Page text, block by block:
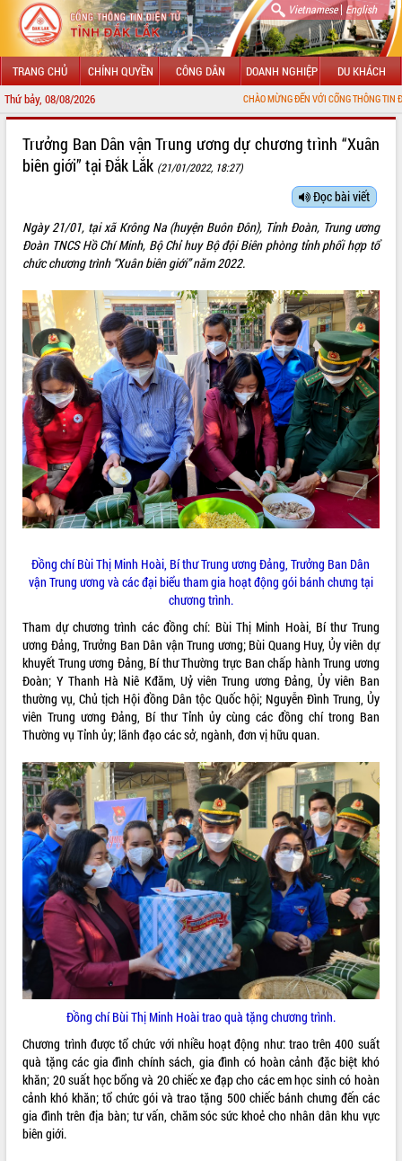
Vietnamese| English
TRANG CHỦ CHÍNH QUYỀN CÔNG DÂN DOANH NGHIỆP DU KHÁCH
Thứ bảy, 08/08/2026 CHÀO MỪNG ĐẾN VỚI CỔNG THÔNG TIN ĐIỆN TỬ TỈNH ĐẮK
LÃNH ĐẠO UBND TỈNH
SỞ, BAN, NGÀNH
THÔNG TIN CHỈ ĐẠO ĐIỀU HÀNH
HỆ THỐNG VĂN BẢN
VĂN BẢN HĐND TỈNH
ĐIỂM TIN VĂN BẢN
QUY HOẠCH - KẾ HOẠCH
VIDEO
Không có file video nào để phát.
ALBUM ẢNH
LIÊN KẾT WEB
Trưởng Ban Dân vận Trung ương dự chương trình “Xuân
biên giới” tại Đắk Lắk (21/01/2022, 18:27)
Đọc bài viết
Ngày 21/01, tại xã Krông Na (huyện Buôn Đôn), Tỉnh Đoàn, Trung ương
Đoàn TNCS Hồ Chí Minh, Bộ Chỉ huy Bộ đội Biên phòng tỉnh phối hợp tổ
chức chương trình “Xuân biên giới” năm 2022.
Đồng chí Bùi Thị Minh Hoài, Bí thư Trung ương Đảng, Trưởng Ban Dân
vận Trung ương và các đại biểu tham gia hoạt động gói bánh chưng tại
chương trình.
Tham dự chương trình các đồng chí: Bùi Thị Minh Hoài, Bí thư Trung
ương Đảng, Trưởng Ban Dân vận Trung ương; Bùi Quang Huy, Ủy viên dự
khuyết Trung ương Đảng, Bí thư Thường trực Ban chấp hành Trung ương
Đoàn; Y Thanh Hà Niê Kđăm, Uỷ viên Trung ương Đảng, Ủy viên Ban
thường vụ, Chủ tịch Hội đồng Dân tộc Quốc hội; Nguyễn Đình Trung, Ủy
viên Trung ương Đảng, Bí thư Tỉnh ủy cùng các đồng chí trong Ban
Thường vụ Tỉnh ủy; lãnh đạo các sở, ngành, đơn vị hữu quan.
Đồng chí Bùi Thị Minh Hoài trao quà tặng chương trình.
Chương trình được tổ chức với nhiều hoạt động như: trao trên 400 suất
quà tặng các gia đình chính sách, gia đình có hoàn cảnh đặc biệt khó
khăn; 20 suất học bổng và 20 chiếc xe đạp cho các em học sinh có hoàn
cảnh khó khăn; tổ chức gói và trao tặng 500 chiếc bánh chưng đến các
gia đình trên địa bàn; tư vấn, chăm sóc sức khoẻ cho nhân dân khu vực
biên giới.